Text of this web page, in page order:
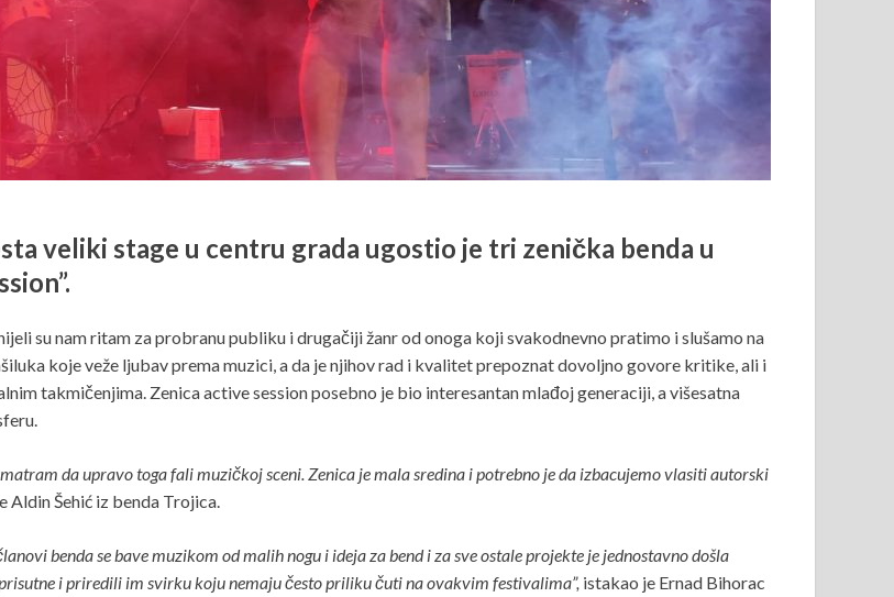
veliki stage u centru grada ugostio je tri zenička benda u
su nam ritam za probranu publiku i drugačiji žanr od onoga koji svakodnevno pratimo i slušamo na
koje veže ljubav prema muzici, a da je njihov rad i kvalitet prepoznat dovoljno govore kritike, ali i
takmičenjima. Zenica active session posebno je bio interesantan mlađoj generaciji, a višesatna
da upravo toga fali muzičkoj sceni. Zenica je mala sredina i potrebno je da izbacujemo vlasiti autorski
Aldin Šehić iz benda Trojica.
benda se bave muzikom od malih nogu i ideja za bend i za sve ostale projekte je jednostavno došla
i priredili im svirku koju nemaju često priliku čuti na ovakvim festivalima”, istakao je Ernad Bihorac